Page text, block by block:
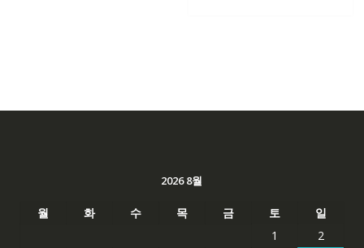
2026 8월
월 화 수 목 금 토
일
1
2